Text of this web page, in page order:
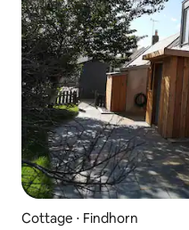
Cottage ⋅ Findhorn